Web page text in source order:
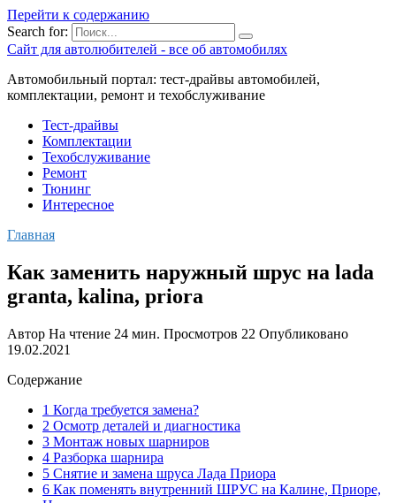
Перейти к содержанию
Search for:
Сайт для автолюбителей - все об автомобилях
Автомобильный портал: тест-драйвы автомобилей,
комплектации, ремонт и техобслуживание
Тест-драйвы
Комплектации
Техобслуживание
Ремонт
Тюнинг
Интересное
Главная
Как заменить наружный шрус на lada
granta, kalina, priora
Автор На чтение 24 мин. Просмотров 22 Опубликовано
19.02.2021
Содержание
1 Когда требуется замена?
2 Осмотр деталей и диагностика
3 Монтаж новых шарниров
4 Разборка шарнира
5 Снятие и замена шруса Лада Приора
6 Как поменять внутренний ШРУС на Калине, Приоре,